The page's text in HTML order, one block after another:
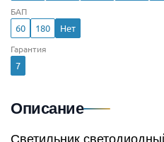
БАП
60 180 Нет
Гарантия
7
Описание
Светильник